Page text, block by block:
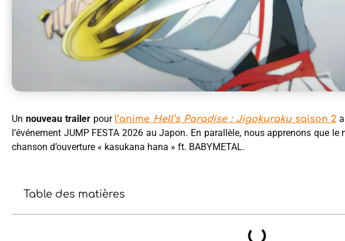
Un nouveau trailerpour l’anime Hell’s Paradise : Jigokurakusaison 2
l’événement JUMP FESTA 2026 au Japon. En parallèle, nous apprenons que
chanson d’ouverture « kasukana hana » ft. BABYMETAL.
Table des matières